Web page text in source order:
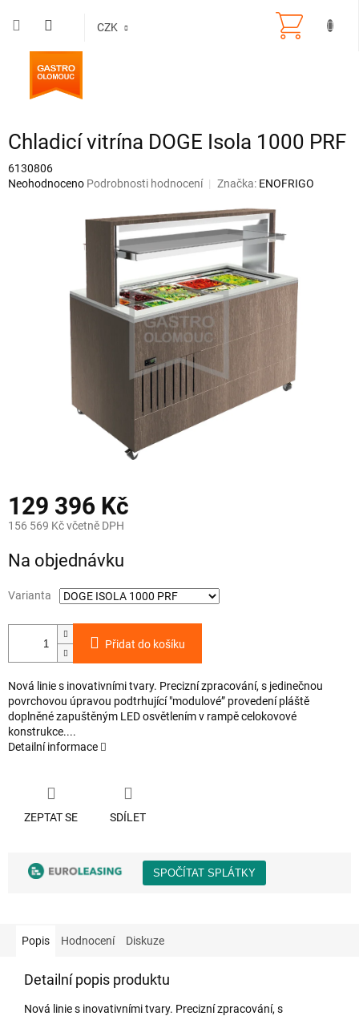
CZK
Chladicí vitrína DOGE Isola 1000 PRF
6130806
Průměrné
Neohodnoceno Podrobnosti hodnocení Značka: ENOFRIGO
129 396 Kč
156 569 Kč včetně DPH
cena:
Na objednávku
Varianta
Přidat do košíku
Nová linie s inovativními tvary. Precizní zpracování, s jedinečnou
povrchovou úpravou podtrhující "modulové” provedení pláště
doplněné zapuštěným LED osvětlením v rampě celokovové
konstrukce....
Detailní informace
ZEPTAT SE SDÍLET
Popis Hodnocení Diskuze
Detailní popis produktu
Nová linie s inovativními tvary. Precizní zpracování, s